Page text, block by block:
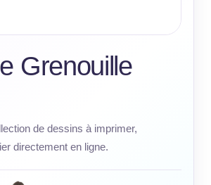
Grenouille
de dessins à imprimer,
directement en ligne.